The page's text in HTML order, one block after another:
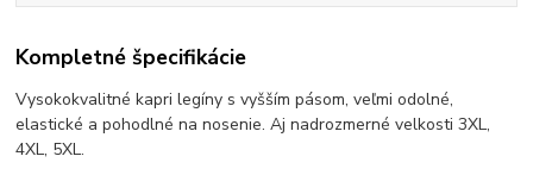
Kompletné špecifikácie
Vysokokvalitné kapri legíny s vyšším pásom, veľmi odolné,
elastické a pohodlné na nosenie. Aj nadrozmerné velkosti 3XL,
4XL, 5XL.